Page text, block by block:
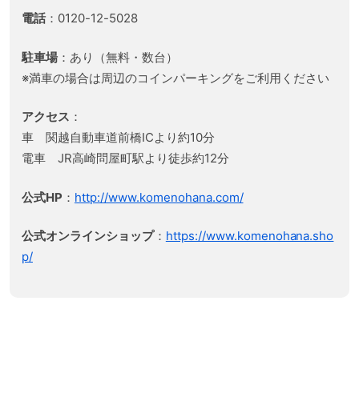
電話：0120-12-5028
駐車場：あり（無料・数台）
※満車の場合は周辺のコインパーキングをご利用ください
アクセス ：
車 関越自動車道前橋ICより約10分
電車 JR高崎問屋町駅より徒歩約12分
公式HP ： http://www.komenohana.com/
公式オンラインショップ： https://www.komenohana.sho
p/